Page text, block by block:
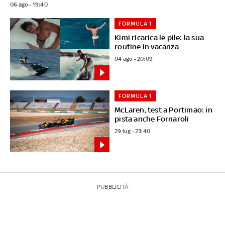
06 ago - 19:40
Kimi ricarica le pile: la sua
routine in vacanza
FORMULA 1
04 ago - 20:09
McLaren, test a Portimao: in
pista anche Fornaroli
FORMULA 1
29 lug - 23:40
PUBBLICITÀ